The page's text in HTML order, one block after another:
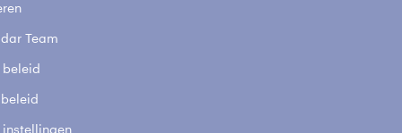
Team
beleid
instellingen